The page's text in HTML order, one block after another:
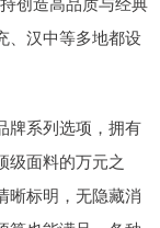
、汉中等多地都设
牌系列选项，拥有
级面料的万元之
晰标明，无隐藏消